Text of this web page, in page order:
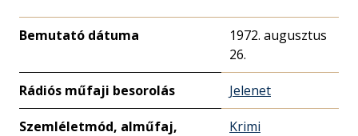
Bemutató dátuma
1972. augusztus
26.
Rádiós műfaji besorolás Jelenet
Szemléletmód, alműfaj,
Krimi